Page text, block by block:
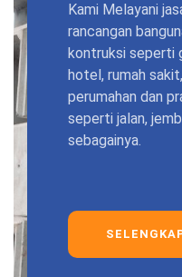
Kami Melayani
rancangan
kontruksi seperti
hotel, rumah
perumahan dan
seperti jalan,
sebagainya.